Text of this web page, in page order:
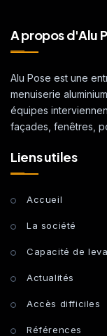
A propos d'Alu
Alu Pose est une
menuiserie
équipes
façades, fenêtres,
Liens utiles
Accueil
La société
Capacité de
Actualités
Accès difficiles
Références